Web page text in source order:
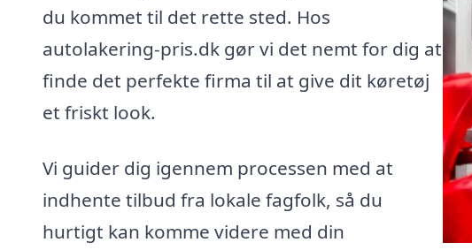
du kommet til det rette sted. Hos
autolakering-pris.dk gør vi det nemt for dig at
finde det perfekte firma til at give dit køretøj
et friskt look.
Vi guider dig igennem processen med at
indhente tilbud fra lokale fagfolk, så du
hurtigt kan komme videre med din